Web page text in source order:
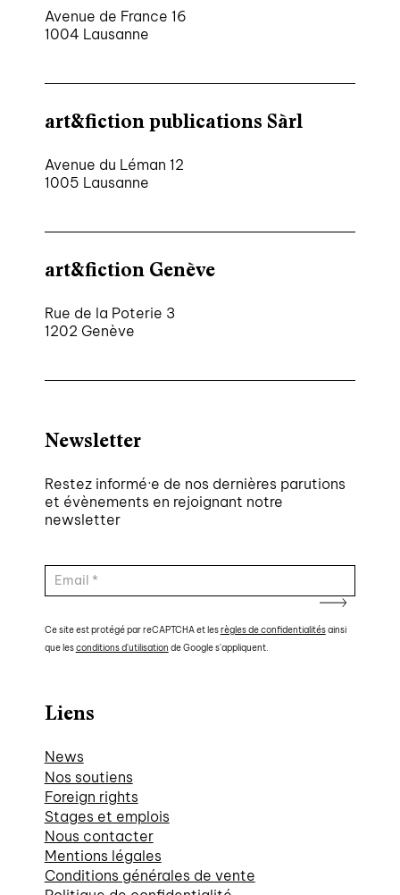
Avenue de France 16
1004 Lausanne
art&fiction publications Sàrl
Avenue du Léman 12
1005 Lausanne
art&fiction Genève
Rue de la Poterie 3
1202 Genève
Newsletter
Restez informé·e de nos dernières parutions
et évènements en rejoignant notre
newsletter
Ce site est protégé par reCAPTCHA et lesrègles de confidentialitésainsi
que lesconditions d'utilisation de Google s'appliquent.
Liens
News
Nos soutiens
Foreign rights
Stages et emplois
Nous contacter
Mentions légales
Conditions générales de vente